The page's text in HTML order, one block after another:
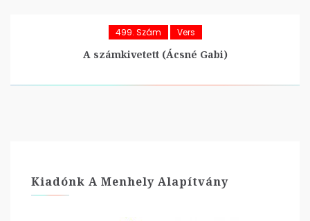
499. Szám Vers
A számkivetett (Ácsné Gabi)
Kiadónk A Menhely Alapítvány